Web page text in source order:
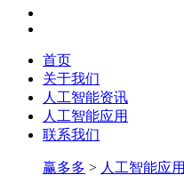
首页
关于我们
人工智能资讯
人工智能应用
联系我们
赢多多 > 人工智能应用